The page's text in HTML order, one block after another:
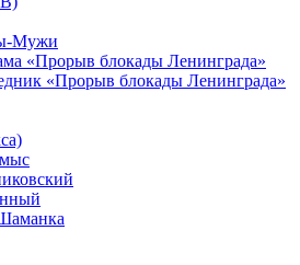
Мужи
«Прорыв блокады Ленинграда»
«Прорыв блокады Ленинграда»